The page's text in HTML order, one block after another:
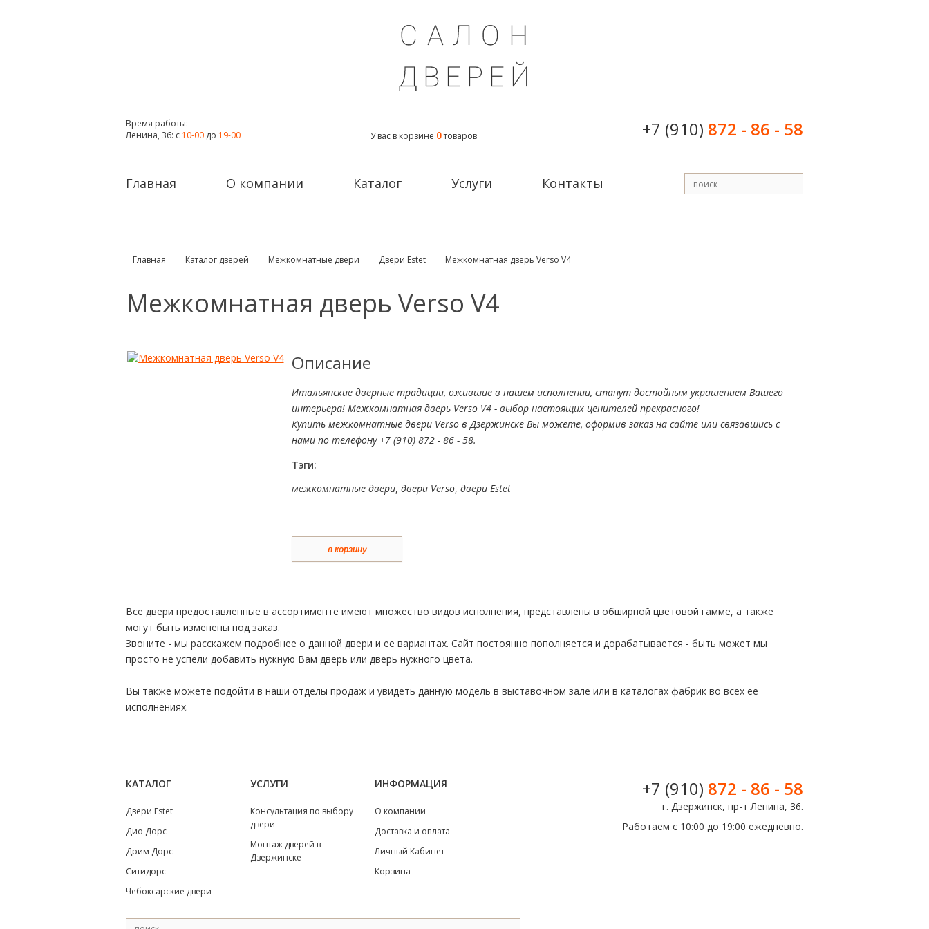
Время работы:
Ленина, 36: с 10-00 до 19-00 У вас в корзине 0товаров +7 (910) 872 - 86 - 58
Главная О компании Каталог Услуги Контакты
Главная Каталог дверей Межкомнатные двери Двери Estet Межкомнатная дверь Verso V4
Межкомнатная дверь Verso V4
Описание
Итальянские дверные традиции, ожившие в нашем исполнении, станут достойным украшением Вашего
интерьера! Межкомнатная дверь Verso V4 - выбор настоящих ценителей прекрасного!
Купить межкомнатные двери Verso в Дзержинске Вы можете, оформив заказ на сайте или связавшись с
нами по телефону +7 (910) 872 - 86 - 58.
Тэги:
межкомнатные двери, двери Verso, двери Estet
в корзину
Все двери предоставленные в ассортименте имеют множество видов исполнения, представлены в обширной цветовой гамме, а также
могут быть изменены под заказ.
Звоните - мы расскажем подробнее о данной двери и ее вариантах. Сайт постоянно пополняется и дорабатывается - быть может мы
просто не успели добавить нужную Вам дверь или дверь нужного цвета.
Вы также можете подойти в наши отделы продаж и увидеть данную модель в выставочном зале или в каталогах фабрик во всех ее
исполнениях.
КАТАЛОГ
Двери Estet
Дио Дорс
Дрим Дорс
Ситидорс
Чебоксарские двери
УСЛУГИ
Консультация по выбору
двери
Монтаж дверей в
Дзержинске
ИНФОРМАЦИЯ
О компании
Доставка и оплата
Личный Кабинет
Корзина
+7 (910) 872 - 86 - 58
г. Дзержинск, пр-т Ленина, 36.
Работаем с 10:00 до 19:00 ежедневно.